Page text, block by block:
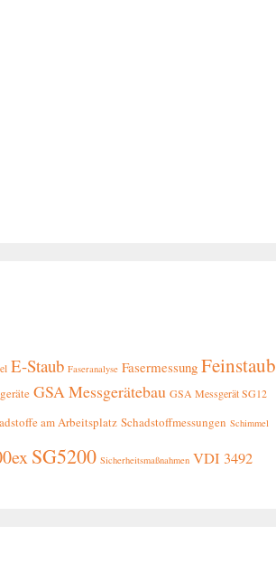
E-Staub Faseranalyse Fasermessung Feinstaub
GSA Messgerätebau GSA Messgerät SG12
am Arbeitsplatz Schadstoffmessungen Schimmel
SG5200 Sicherheitsmaßnahmen VDI 3492